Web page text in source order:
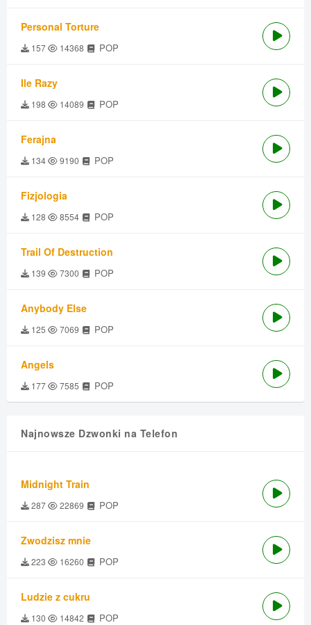
Personal Torture
157 14368 POP
Ile Razy
198 14089 POP
Ferajna
134 9190 POP
Fizjologia
128 8554 POP
Trail Of Destruction
139 7300 POP
Anybody Else
125 7069 POP
Angels
177 7585 POP
Najnowsze Dzwonki na Telefon
Midnight Train
287 22869 POP
Zwodzisz mnie
223 16260 POP
Ludzie z cukru
130 14842 POP